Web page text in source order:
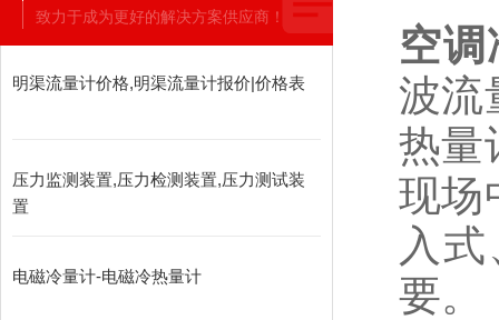
致力于成为更好的解决方案供应商！
明渠流量计价格,明渠流量计报价|价格表
压力监测装置,压力检测装置,压力测试装
置
电磁冷量计-电磁冷热量计
空
波流
热量
现场
入
要。